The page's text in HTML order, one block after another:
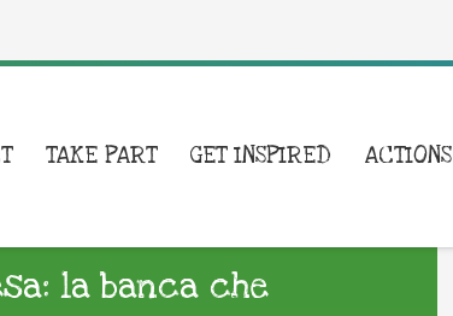
TAKE PART GET INSPIRED ACTIONS
la banca che